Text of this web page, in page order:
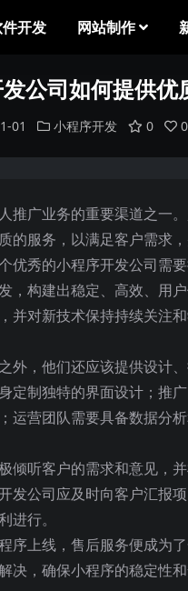
开发 网站制作
公司如何提供优
01 小程序开发 0 0
推广业务的重要渠道之一
服务，以满足客户需求，
优秀的小程序开发公司需
，构建出稳定、高效、用
对新技术保持持续关注和
外，他们还应该提供设计
定制独特的界面设计；推
运营团队需要具备数据分
倾听客户的需求和意见，
发公司应及时向客户汇报
行。
上线，售后服务便成为了
决，确保小程序的稳定性